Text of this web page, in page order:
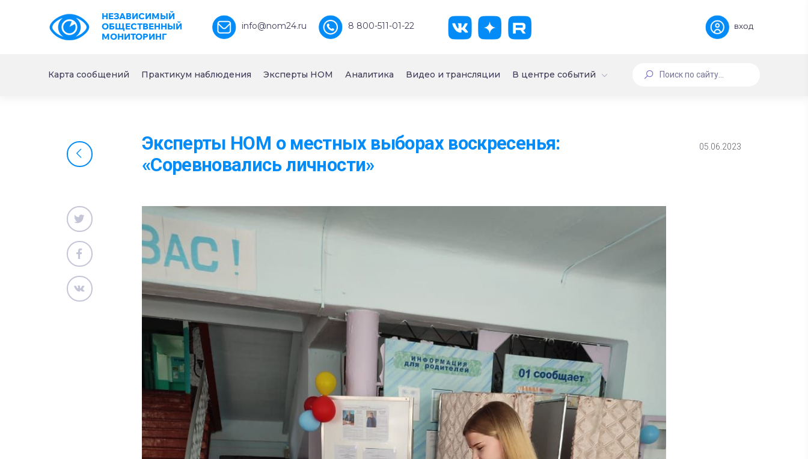
НЕЗАВИСИМЫЙ
ОБЩЕСТВЕННЫЙ
МОНИТОРИНГ
info@nom24.ru 8 800-511-01-22 вход
Карта сообщений Практикум наблюдения Эксперты НОМ Аналитика Видео и трансляции В центре событий
Эксперты НОМ о местных выборах воскресенья:
«Соревновались личности»
05.06.2023